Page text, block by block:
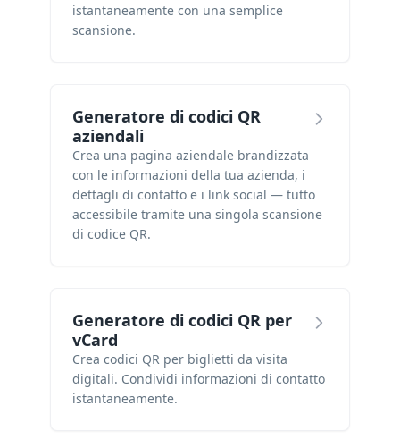
istantaneamente con una semplice
scansione.
Generatore di codici QR
aziendali
Crea una pagina aziendale brandizzata
con le informazioni della tua azienda, i
dettagli di contatto e i link social — tutto
accessibile tramite una singola scansione
di codice QR.
Generatore di codici QR per
vCard
Crea codici QR per biglietti da visita
digitali. Condividi informazioni di contatto
istantaneamente.